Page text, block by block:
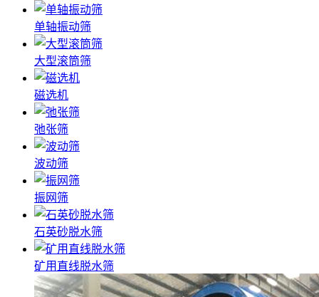
单轴振动筛
大型滚筒筛
磁选机
弛张筛
波动筛
振网筛
石英砂脱水筛
矿用直线脱水筛